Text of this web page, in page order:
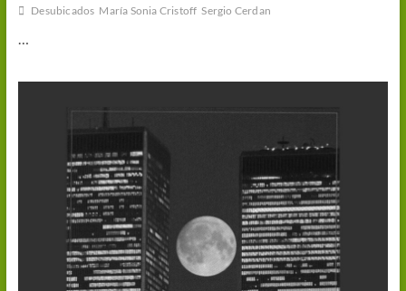
Desubicados María Sonia Cristoff Sergio Cerdan
…